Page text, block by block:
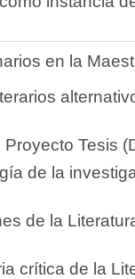
en la
Tesis
de la
de la
crítica de la